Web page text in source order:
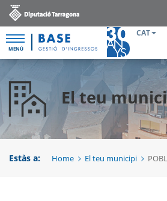
MENÚ
CAT
El teu
Estàs a: Home El teu municipi